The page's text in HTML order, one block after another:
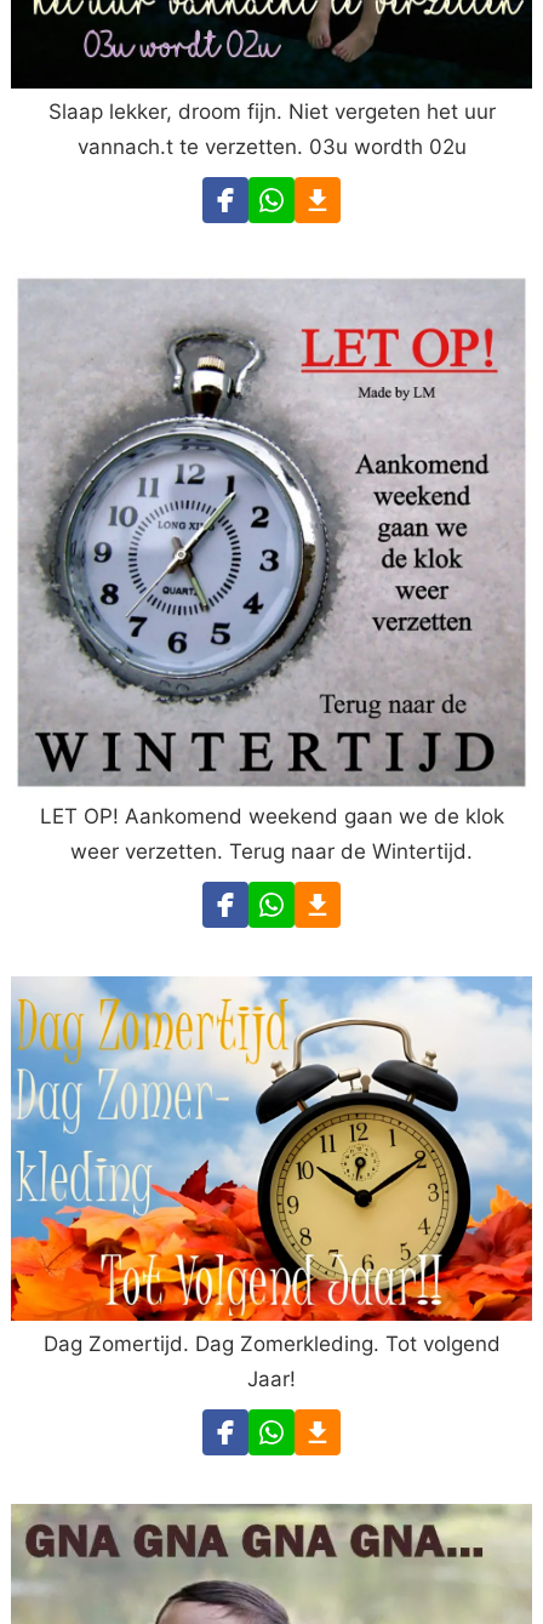
Slaap lekker, droom fijn. Niet vergeten het uur
vannach.t te verzetten. 03u wordth 02u
LET OP! Aankomend weekend gaan we de klok
weer verzetten. Terug naar de Wintertijd.
Dag Zomertijd. Dag Zomerkleding. Tot volgend
Jaar!